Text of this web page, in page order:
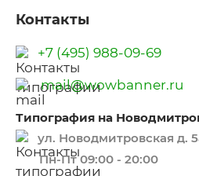
Контакты
+7 (495) 988-09-69
mail@wowbanner.ru
Типография на
ул. Новодмитровская д.
Пн-Пт 09:00 - 20:00